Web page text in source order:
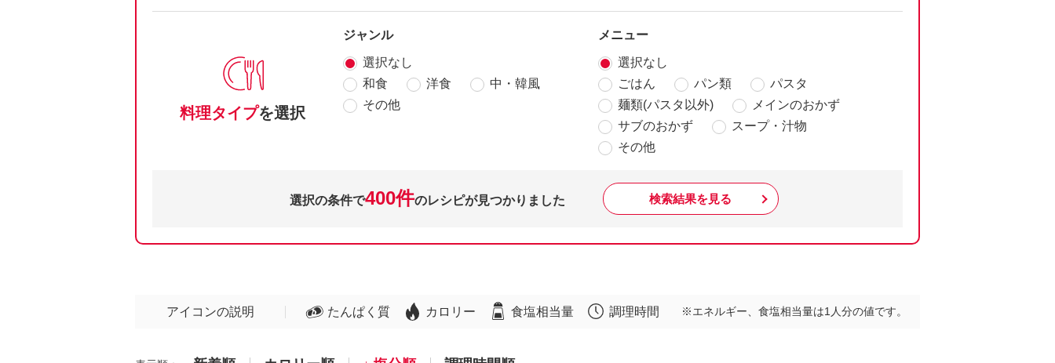
料理タイプを選択
ジャンル
選択なし
和食
洋食
中・韓風
その他
メニュー
選択なし
ごはん
パン類
パスタ
麺類(パスタ以外)
メインのおかず
サブのおかず
スープ・汁物
その他
選択の条件で400件のレシピが見つかりました 検索結果を見る
アイコンの説明 たんぱく質 カロリー 食塩相当量 調理時間 ※エネルギー、食塩相当量は1人分の値です。